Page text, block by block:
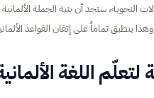
ينطبق تماماً على إتقان القواعد
لتعلّم اللغة